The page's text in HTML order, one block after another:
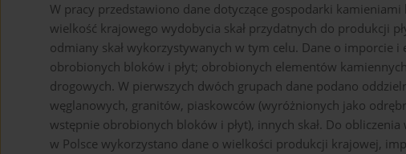
W pracy przedstawiono dane dotyczące gospodarki
wielkość krajowego wydobycia skał przydatnych do produkcji
odmiany skał wykorzystywanych w tym celu. Dane o imporcie
obrobionych bloków i płyt; obrobionych elementów
drogowych. W pierwszych dwóch grupach dane podano
węglanowych, granitów, piaskowców (wyróżnionych jako
wstępnie obrobionych bloków i płyt), innych skał. Do
w Polsce wykorzystano dane o wielkości produkcji krajowej,